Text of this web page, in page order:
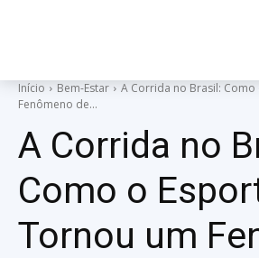
Início Bem-Estar
A Corrida no Brasil:
Fenômeno de...
A Corrida no
Como o
Tornou um